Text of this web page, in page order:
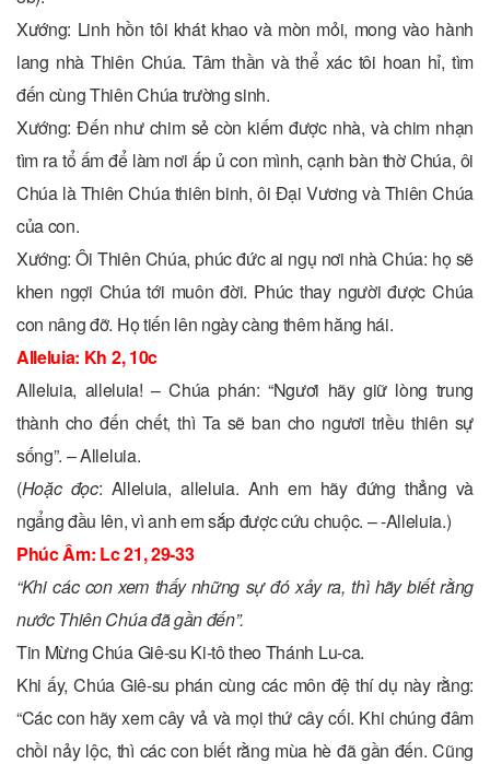
Xướng: Linh hồn tôi khát khao và mòn mỏi, mong vào hành
lang nhà Thiên Chúa. Tâm thần và thể xác tôi hoan hỉ, tìm
đến cùng Thiên Chúa trường sinh.
Xướng: Ðến như chim sẻ còn kiếm được nhà, và chim nhạn
tìm ra tổ ấm để làm nơi ấp ủ con mình, cạnh bàn thờ Chúa, ôi
Chúa là Thiên Chúa thiên binh, ôi Ðại Vương và Thiên Chúa
của con.
Xướng: Ôi Thiên Chúa, phúc đức ai ngụ nơi nhà Chúa: họ sẽ
khen ngợi Chúa tới muôn đời. Phúc thay người được Chúa
con nâng đỡ. Họ tiến lên ngày càng thêm hăng hái.
Alleluia: Kh 2, 10c
Alleluia, alleluia! – Chúa phán: “Ngươi hãy giữ lòng trung
thành cho đến chết, thì Ta sẽ ban cho ngươi triều thiên sự
sống”. – Alleluia.
(Hoặc đọc: Alleluia, alleluia. Anh em hãy đứng thẳng và
ngẩng đầu lên, vì anh em sắp được cứu chuộc. – -Alleluia.)
Phúc Âm: Lc 21, 29-33
“Khi các con xem thấy những sự đó xảy ra, thì hãy biết rằng
nước Thiên Chúa đã gần đến”.
Tin Mừng Chúa Giê-su Ki-tô theo Thánh Lu-ca.
Khi ấy, Chúa Giê-su phán cùng các môn đệ thí dụ này rằng:
“Các con hãy xem cây vả và mọi thứ cây cối. Khi chúng đâm
chồi nảy lộc, thì các con biết rằng mùa hè đã gần đến. Cũng